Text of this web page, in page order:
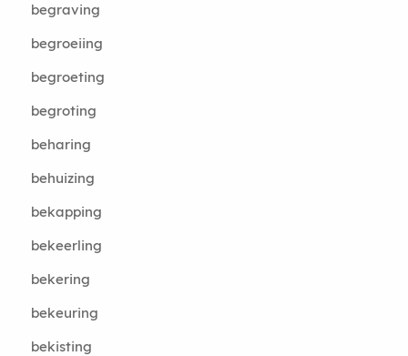
begraving
begroeiing
begroeting
begroting
beharing
behuizing
bekapping
bekeerling
bekering
bekeuring
bekisting